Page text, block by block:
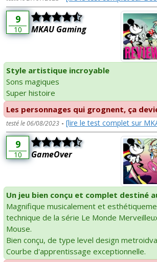
9
10 MKAU Gaming
Style artistique incroyable
Sons magiques
Super histoire
Les personnages qui grognent, ça
testé le 06/08/2023 - [lire le test complet sur
9
10 GameOver
Un jeu bien conçu et complet destiné
Magnifique musicalement et
technique de la série Le Monde
Mouse.
Bien conçu, de type level design
Courbe d'apprentissage exceptionnelle.